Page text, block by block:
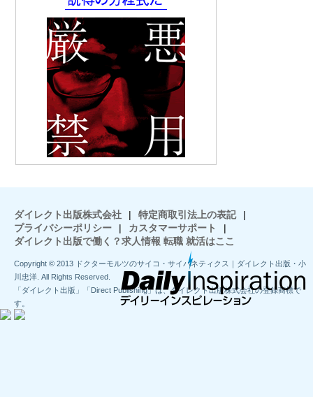
ダイレクト出版株式会社 | 特定商取引法上の表記
|
プライバシーポリシー
| カスタマーサポート
|
ダイレクト出版で働く？求人情報 転職 就活はここ
Copyright © 2013 ドクターモルツのサイコ・サイバネティクス｜ダイレクト出版・小
川忠洋. All Rights Reserved.
「ダイレクト出版」「Direct Publishing」は、ダイレクト出版株式会社の登録商標で
す。